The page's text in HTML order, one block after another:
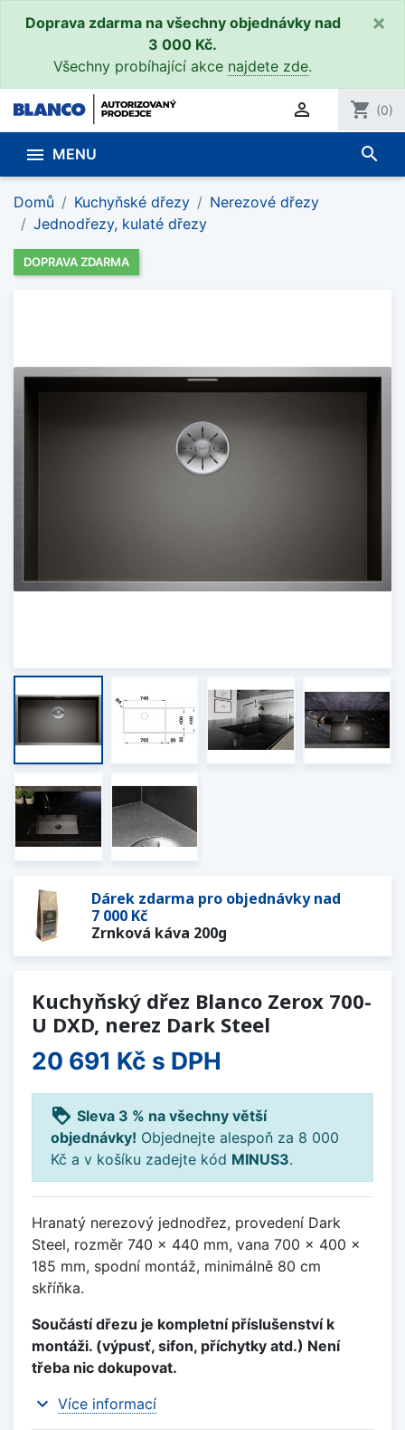
Doprava zdarma na všechny objednávky nad
3 000 Kč.
Všechny probíhající akce najdete zde.
×
 shopping_cart (0)
 MENU search
Domů Kuchyňské dřezy
Nerezové dřezy
Jednodřezy, kulaté dřezy
DOPRAVA ZDARMA
Dárek zdarma pro objednávky nad
7 000 Kč
Zrnková káva 200g
Kuchyňský dřez Blanco Zerox 700-
U DXD, nerez Dark Steel
20 691 Kč s DPH
loyalty Sleva 3 % na všechny větší
objednávky! Objednejte alespoň za 8 000
Kč a v košíku zadejte kód MINUS3.
Hranatý nerezový jednodřez, provedení Dark
Steel, rozměr 740 x 440 mm, vana 700 x 400 x
185 mm, spodní montáž, minimálně 80 cm
skříňka.
Součástí dřezu je kompletní příslušenství k
montáži. (výpusť, sifon, příchytky atd.) Není
třeba nic dokupovat.
expand_more Více informací